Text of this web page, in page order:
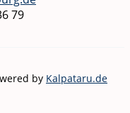
79
by Kalpataru.de